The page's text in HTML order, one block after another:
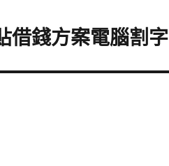
借錢方案電腦割字